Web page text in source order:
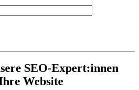
SEO-Expert:innen
Website